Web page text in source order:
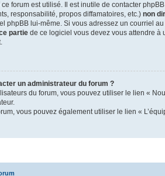
ce forum est utilisé. Il est inutile de contacter
responsabilité, propos diffamatoires, etc.) non
phpBB lui-même. Si vous adressez un courriel
partie de ce logiciel vous devez vous attendre à
un administrateur du forum ?
du forum, vous pouvez utiliser le lien «
vous pouvez également utiliser le lien «